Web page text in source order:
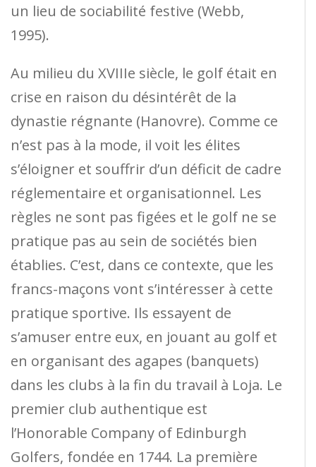
un lieu de sociabilité festive (Webb,
1995).
Au milieu du XVIIIe siècle, le golf était en
crise en raison du désintérêt de la
dynastie régnante (Hanovre). Comme ce
n’est pas à la mode, il voit les élites
s’éloigner et souffrir d’un déficit de cadre
réglementaire et organisationnel. Les
règles ne sont pas figées et le golf ne se
pratique pas au sein de sociétés bien
établies. C’est, dans ce contexte, que les
francs-maçons vont s’intéresser à cette
pratique sportive. Ils essayent de
s’amuser entre eux, en jouant au golf et
en organisant des agapes (banquets)
dans les clubs à la fin du travail à Loja. Le
premier club authentique est
l’Honorable Company of Edinburgh
Golfers, fondée en 1744. La première